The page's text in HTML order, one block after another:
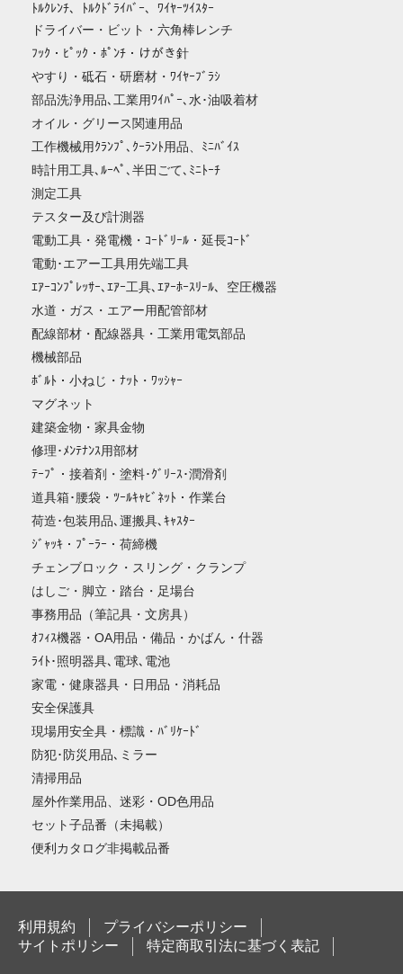
ﾄﾙｸﾚﾝﾁ、ﾄﾙｸﾄﾞﾗｲﾊﾞｰ、ﾜｲﾔｰﾂｲｽﾀｰ
ドライバー・ビット・六角棒レンチ
ﾌｯｸ・ﾋﾟｯｸ・ﾎﾟﾝﾁ・けがき針
やすり・砥石・研磨材・ﾜｲﾔｰﾌﾞﾗｼ
部品洗浄用品､工業用ﾜｲﾊﾟｰ､水･油吸着材
オイル・グリース関連用品
工作機械用ｸﾗﾝﾌﾟ､ｸｰﾗﾝﾄ用品、ﾐﾆﾊﾞｲｽ
時計用工具､ﾙｰﾍﾟ､半田ごて､ﾐﾆﾄｰﾁ
測定工具
テスター及び計測器
電動工具・発電機・ｺｰﾄﾞﾘｰﾙ・延長ｺｰﾄﾞ
電動･エアー工具用先端工具
ｴｱｰｺﾝﾌﾟﾚｯｻｰ､ｴｱｰ工具､ｴｱｰﾎｰｽﾘｰﾙ、空圧機器
水道・ガス・エアー用配管部材
配線部材・配線器具・工業用電気部品
機械部品
ﾎﾞﾙﾄ・小ねじ・ﾅｯﾄ・ﾜｯｼｬｰ
マグネット
建築金物・家具金物
修理･ﾒﾝﾃﾅﾝｽ用部材
ﾃｰﾌﾟ・接着剤・塗料･ｸﾞﾘｰｽ･潤滑剤
道具箱･腰袋・ﾂｰﾙｷｬﾋﾞﾈｯﾄ・作業台
荷造･包装用品､運搬具､ｷｬｽﾀｰ
ｼﾞｬｯｷ・ﾌﾟｰﾗｰ・荷締機
チェンブロック・スリング・クランプ
はしご・脚立・踏台・足場台
事務用品（筆記具・文房具）
ｵﾌｨｽ機器・OA用品・備品・かばん・什器
ﾗｲﾄ･照明器具､電球､電池
家電・健康器具・日用品・消耗品
安全保護具
現場用安全具・標識・ﾊﾞﾘｹｰﾄﾞ
防犯･防災用品､ミラー
清掃用品
屋外作業用品、迷彩・OD色用品
セット子品番（未掲載）
便利カタログ非掲載品番
利用規約
プライバシーポリシー
サイトポリシー
特定商取引法に基づく表記